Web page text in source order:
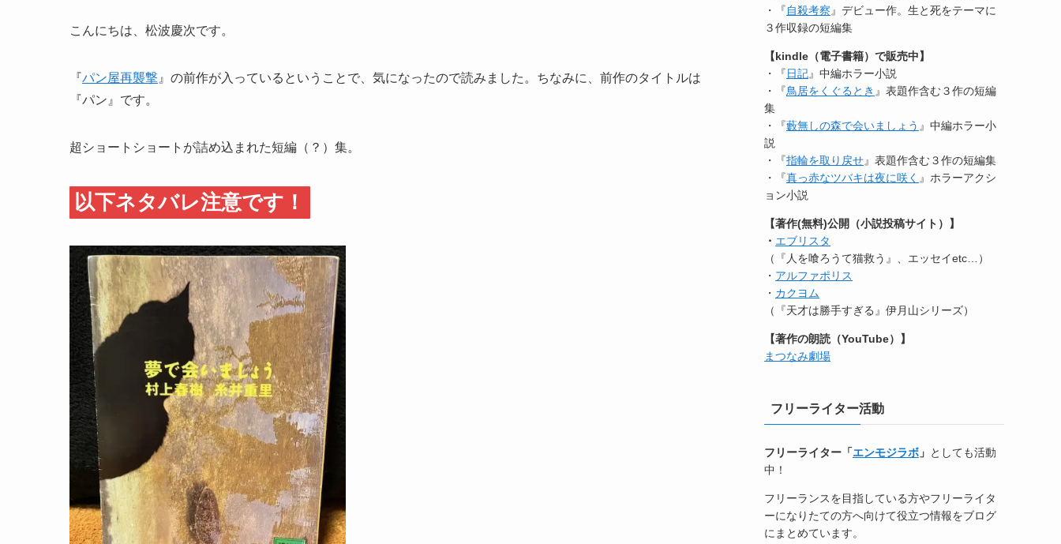
こんにちは、松波慶次です。
『パン屋再襲撃』の前作が入っているということで、気になったので読みました。ちなみに、前作のタイトルは
『パン』です。
超ショートショートが詰め込まれた短編（？）集。
以下ネタバレ注意です！
・『自殺考察 』デビュー作。生と死をテーマに
３作収録の短編集
【kindle（電子書籍）で販売中】
・『日記』中編ホラー小説
・『鳥居をくぐるとき 』表題作含む３作の短編
集
・『藪無しの森で会いましょう 』中編ホラー小
説
・『指輪を取り戻せ』表題作含む３作の短編集
・『真っ赤なツバキは夜に咲く 』ホラーアクシ
ョン小説
【著作(無料)公開（小説投稿サイト）】
・ エブリスタ
（『人を喰ろうて猫救う』、エッセイetc…）
・ アルファポリス
・ カクヨム
（『天才は勝手すぎる』伊月山シリーズ）
【著作の朗読（YouTube）】
まつなみ劇場
フリーライター活動
フリーライター「エンモジラボ 」 としても活動
中！
フリーランスを目指している方やフリーライタ
ーになりたての方へ向けて役立つ情報をブログ
にまとめています。